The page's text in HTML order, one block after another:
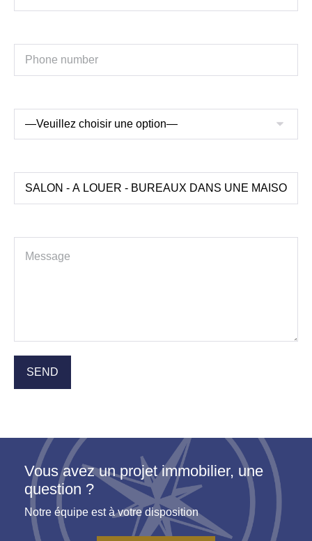
Vous avez un projet immobilier, une
question ?
Notre équipe est à votre disposition